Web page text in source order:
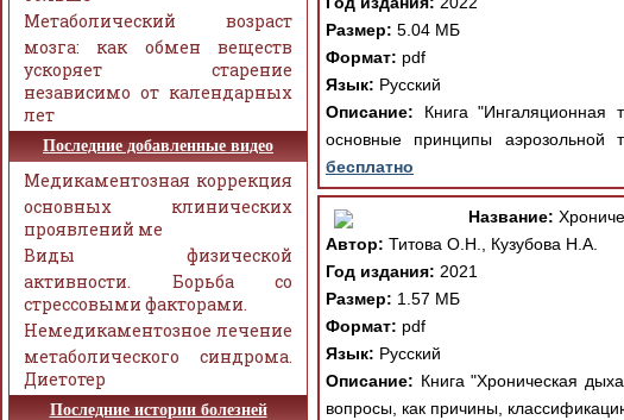
Размер: 5.04 МБ
Формат: pdf
Язык: Русский
Описание: Книга "Ингаляционная
основные принципы аэрозольной
бесплатно
Название:
Автор: Титова О.Н., Кузубова Н.А.
Год издания: 2021
Размер: 1.57 МБ
Формат: pdf
Язык: Русский
Описание: Книга "Хроническая
вопросы, как причины,
Метаболический возраст
мозга: как обмен веществ
ускоряет старение
независимо от календарных
лет
Последние добавленные видео
Медикаментозная коррекция
основных клинических
проявлений ме
Виды физической
активности. Борьба со
стрессовыми факторами.
Немедикаментозное лечение
метаболического синдрома.
Диетотер
Последние истории болезней